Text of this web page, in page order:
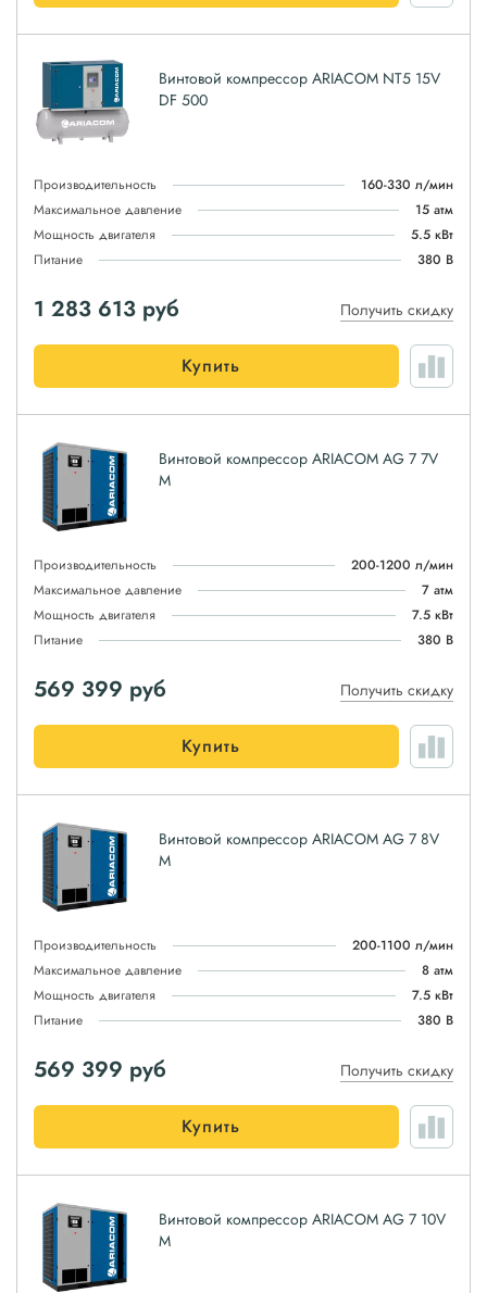
Винтовой компрессор ARIACOM NT5 15V
DF 500
Производительность
160-330 л/мин
Максимальное давление
15 атм
Мощность двигателя
5.5 кВт
Питание
380 В
1 283 613 руб Получить скидку
Купить
Винтовой компрессор ARIACOM AG 7 7V
M
Производительность
200-1200 л/мин
Максимальное давление
7 атм
Мощность двигателя
7.5 кВт
Питание
380 В
569 399 руб Получить скидку
Купить
Винтовой компрессор ARIACOM AG 7 8V
M
Производительность
200-1100 л/мин
Максимальное давление
8 атм
Мощность двигателя
7.5 кВт
Питание
380 В
569 399 руб Получить скидку
Купить
Винтовой компрессор ARIACOM AG 7 10V
M